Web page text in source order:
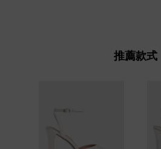
推薦款式